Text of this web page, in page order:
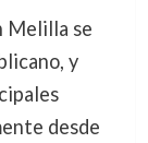
Melilla se
y
desde